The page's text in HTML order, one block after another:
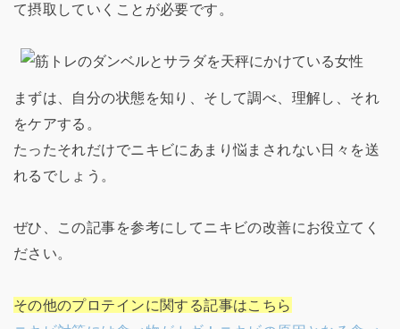
て摂取していくことが必要です。
まずは、自分の状態を知り、そして調べ、理解し、それ
をケアする。
たったそれだけでニキビにあまり悩まされない日々を送
れるでしょう。
ぜひ、この記事を参考にしてニキビの改善にお役立てく
ださい。
その他のプロテインに関する記事はこちら